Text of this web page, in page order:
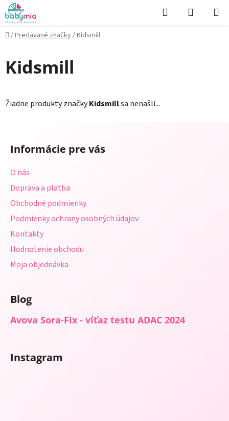
Prejsť
na
obsah
Hľadať
KOŠÍK
Domov
/Predávané značky/Kidsmill
Kidsmill
Žiadne produkty značkyKidsmillsa nenašli...
Informácie pre vás
O nás
Doprava a platba
Obchodné podmienky
Podmienky ochrany osobných údajov
Kontakty
Hodnotenie obchodu
Moja objednávka
Blog
Avova Sora-Fix - víťaz testu ADAC 2024
Instagram